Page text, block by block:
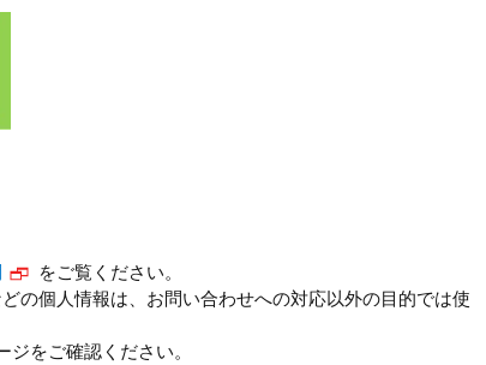
をご覧ください。
の個人情報は、お問い合わせへの対応以外の目的では使
ジをご確認ください。